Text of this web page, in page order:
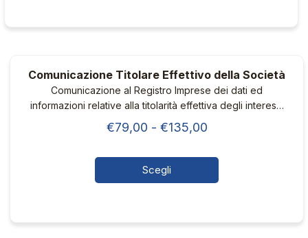
ha
Le
opzioni
possono
essere
nella
pagina
Comunicazione Titolare Effettivo della Società
Comunicazione al Registro Imprese dei dati ed
informazioni relative alla titolarità effettiva degli interessi
societari
€79,00 - €135,00Fascia
da
a
Scegli
Questo
ha